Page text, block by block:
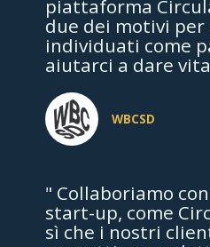
piattaforma
due dei motivi
individuati come
aiutarci a dare
WBCSD
" Collaboriamo
start-up, come
sì che i nostri